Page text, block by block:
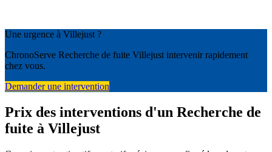
Une urgence à Villejust ?
ChronoServe Recherche de fuite Villejust intervenir rapidement
chez vous.
Demander une intervention
Prix des interventions d'un Recherche de
fuite à Villejust